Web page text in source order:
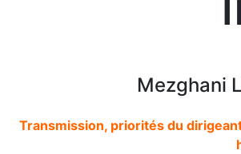
Mezghani
Transmission, priorités du